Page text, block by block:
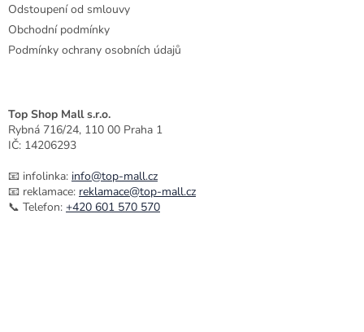
Odstoupení od smlouvy
Obchodní podmínky
Podmínky ochrany osobních údajů
Top Shop Mall s.r.o.
Rybná 716/24, 110 00 Praha 1
IČ: 14206293
📧 infolinka: info@top-mall.cz
📧 reklamace: reklamace@top-mall.cz
📞 Telefon: +420 601 570 570